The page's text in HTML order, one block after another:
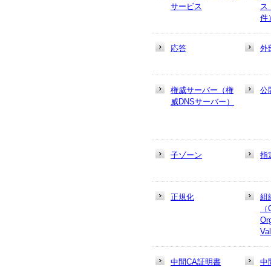
サービス
ス
件
応答 外
権威サーバー（権
威DNSサーバー）
公
子ゾーン 指
正規化
組
中間CA証明書
中